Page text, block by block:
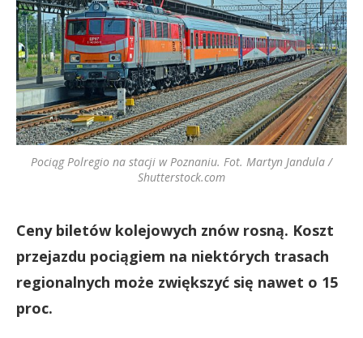
Pociąg Polregio na stacji w Poznaniu. Fot. Martyn Jandula /
Shutterstock.com
Ceny biletów kolejowych znów rosną. Koszt
przejazdu pociągiem na niektórych trasach
regionalnych może zwiększyć się nawet o 15
proc.